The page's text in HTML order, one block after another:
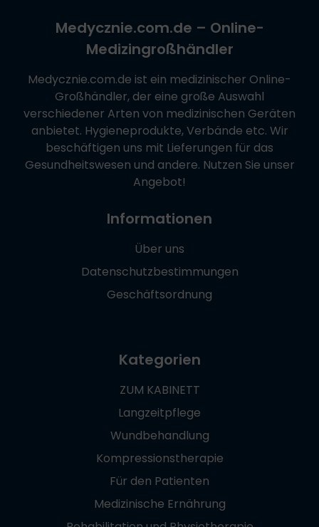
Medycznie.com.de – Online-
Medizingroßhändler
Medycznie.com.de ist ein medizinischer Online-
Großhändler, der eine große Auswahl
verschiedener Arten von medizinischen Geräten
anbietet. Hygieneprodukte, Verbände etc. Wir
beschäftigen uns mit Lieferungen für das
Gesundheitswesen und andere. Nutzen Sie unser
Angebot!
Informationen
Über uns
Datenschutzbestimmungen
Geschäftsordnung
Kategorien
ZUM KABINETT
Langzeitpflege
Wundbehandlung
Kompressionstherapie
Für den Patienten
Medizinische Ernährung